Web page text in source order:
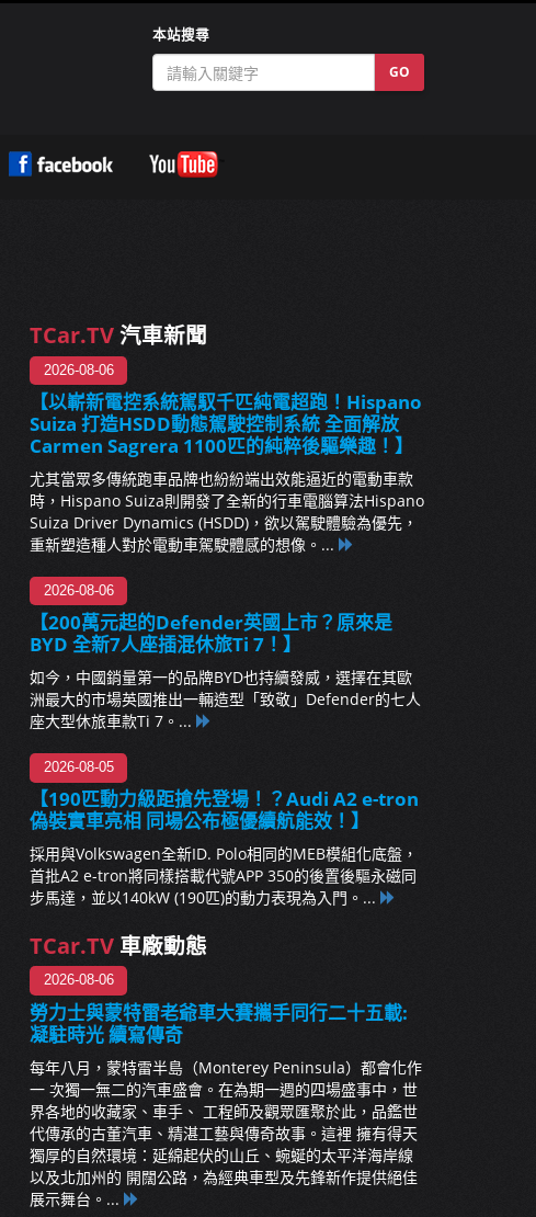
本站搜尋
GO
TCar.TV汽車新聞
2026-08-06
【以嶄新電控系統駕馭千匹純電超跑！Hispano
Suiza 打造HSDD動態駕駛控制系統 全面解放
Carmen Sagrera 1100匹的純粹後驅樂趣！】
尤其當眾多傳統跑車品牌也紛紛端出效能逼近的電動車款
時，Hispano Suiza則開發了全新的行車電腦算法Hispano
Suiza Driver Dynamics (HSDD)，欲以駕駛體驗為優先，
重新塑造種人對於電動車駕駛體感的想像。...
2026-08-06
【200萬元起的Defender英國上市？原來是
BYD 全新7人座插混休旅Ti 7！】
如今，中國銷量第一的品牌BYD也持續發威，選擇在其歐
洲最大的市場英國推出一輛造型「致敬」Defender的七人
座大型休旅車款Ti 7。...
2026-08-05
【190匹動力級距搶先登場！？Audi A2 e-tron
偽裝實車亮相 同場公布極優續航能效！】
採用與Volkswagen全新ID. Polo相同的MEB模組化底盤，
首批A2 e-tron將同樣搭載代號APP 350的後置後驅永磁同
步馬達，並以140kW (190匹)的動力表現為入門。...
TCar.TV 車廠動態
2026-08-06
勞力士與蒙特雷老爺車大賽攜手同行二十五載:
凝駐時光 續寫傳奇
每年八月，蒙特雷半島（Monterey Peninsula）都會化作
一 次獨一無二的汽車盛會。在為期一週的四場盛事中，世
界各地的收藏家、車手、 工程師及觀眾匯聚於此，品鑑世
代傳承的古董汽車、精湛工藝與傳奇故事。這裡 擁有得天
獨厚的自然環境：延綿起伏的山丘、蜿蜒的太平洋海岸線
以及北加州的 開闊公路，為經典車型及先鋒新作提供絕佳
展示舞台。...